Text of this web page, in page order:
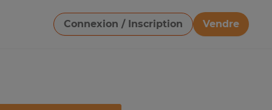
Connexion / Inscription
Vendre
Télécharger une image